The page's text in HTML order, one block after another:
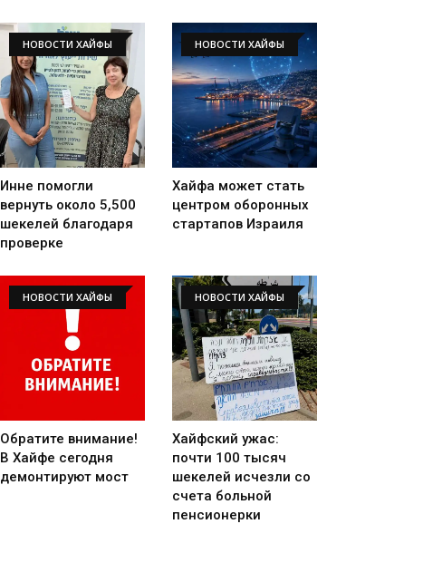
НОВОСТИ ХАЙФЫ
Инне помогли
вернуть около 5,500
шекелей благодаря
проверке
НОВОСТИ ХАЙФЫ
Хайфа может стать
центром оборонных
стартапов Израиля
НОВОСТИ ХАЙФЫ
Обратите внимание!
В Хайфе сегодня
демонтируют мост
НОВОСТИ ХАЙФЫ
Хайфский ужас:
почти 100 тысяч
шекелей исчезли со
счета больной
пенсионерки